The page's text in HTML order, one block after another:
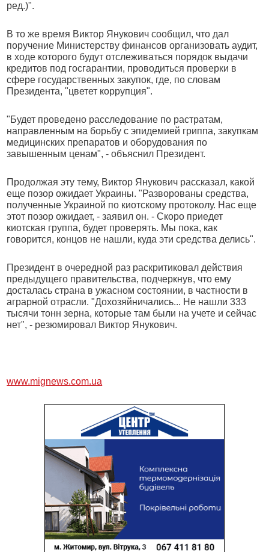
ред.)".
В то же время Виктор Янукович сообщил, что дал
поручение Министерству финансов организовать аудит,
в ходе которого будут отслеживаться порядок выдачи
кредитов под госгарантии, проводиться проверки в
сфере государственных закупок, где, по словам
Президента, "цветет коррупция".
"Будет проведено расследование по растратам,
направленным на борьбу с эпидемией гриппа, закупкам
медицинских препаратов и оборудования по
завышенным ценам", - объяснил Президент.
Продолжая эту тему, Виктор Янукович рассказал, какой
еще позор ожидает Украины. "Разворованы средства,
полученные Украиной по киотскому протоколу. Нас еще
этот позор ожидает, - заявил он. - Скоро приедет
киотская группа, будет проверять. Мы пока, как
говорится, концов не нашли, куда эти средства делись".
Президент в очередной раз раскритиковал действия
предыдущего правительства, подчеркнув, что ему
досталась страна в ужасном состоянии, в частности в
аграрной отрасли. "Дохозяйничались... Не нашли 333
тысячи тонн зерна, которые там были на учете и сейчас
нет", - резюмировал Виктор Янукович.
www.mignews.com.ua